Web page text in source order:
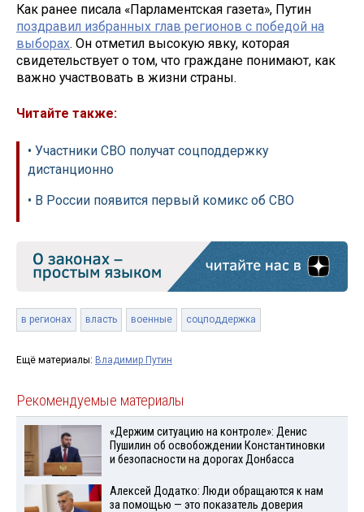
Как ранее писала «Парламентская газета», Путин
поздравил избранных глав регионов с победой на
выборах. Он отметил высокую явку, которая
свидетельствует о том, что граждане понимают, как
важно участвовать в жизни страны.
Читайте также:
• Участники СВО получат соцподдержку
дистанционно
• В России появится первый комикс об СВО
в регионах власть военные соцподдержка
Ещё материалы: Владимир Путин
Рекомендуемые материалы
«Держим ситуацию на контроле»: Денис
Пушилин об освобождении Константиновки
и безопасности на дорогах Донбасса
Алексей Додатко: Люди обращаются к нам
за помощью — это показатель доверия